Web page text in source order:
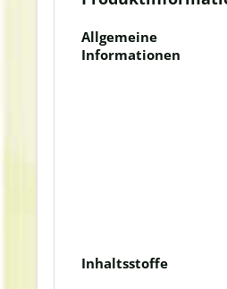
Allgemeine
Informationen
Inhaltsstoffe